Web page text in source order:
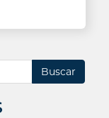
Buscar